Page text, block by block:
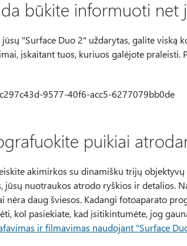
būkite informuoti net
jūsų "Surface Duo 2" uždarytas, galite
įskaitant tuos, kuriuos galėjote
puikiai
akimirkos su dinamišku trijų
jūsų nuotraukos atrodo ryškios ir detalios.
nėra daug šviesos. Kadangi fotoaparato
kol pasiekiate, kad įsitikintumėte, jog
ir filmavimas naudojant "Surface